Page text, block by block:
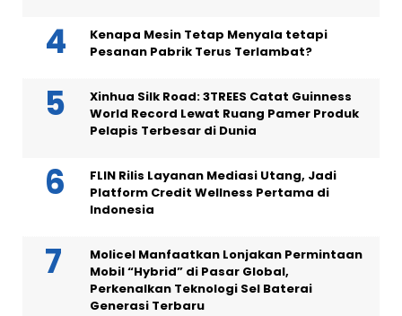
Kenapa Mesin Tetap Menyala tetapi
Pesanan Pabrik Terus Terlambat?
Xinhua Silk Road: 3TREES Catat Guinness
World Record Lewat Ruang Pamer Produk
Pelapis Terbesar di Dunia
FLIN Rilis Layanan Mediasi Utang, Jadi
Platform Credit Wellness Pertama di
Indonesia
Molicel Manfaatkan Lonjakan Permintaan
Mobil “Hybrid” di Pasar Global,
Perkenalkan Teknologi Sel Baterai
Generasi Terbaru